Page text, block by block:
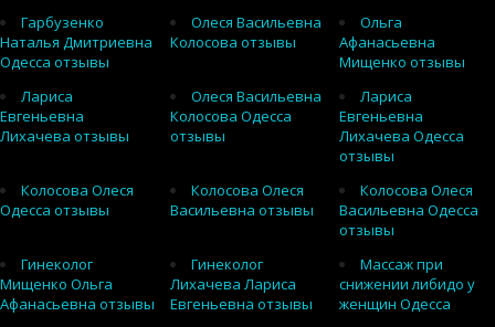
Гарбузенко
Наталья Дмитриевна
Одесса отзывы
Олеся Васильевна
Колосова отзывы
Ольга
Афанасьевна
Мищенко отзывы
Лариса
Евгеньевна
Лихачева отзывы
Олеся Васильевна
Колосова Одесса
отзывы
Лариса
Евгеньевна
Лихачева Одесса
отзывы
Колосова Олеся
Одесса отзывы
Колосова Олеся
Васильевна отзывы
Колосова Олеся
Васильевна Одесса
отзывы
Гинеколог
Мищенко Ольга
Афанасьевна отзывы
Гинеколог
Лихачева Лариса
Евгеньевна отзывы
Массаж при
снижении либидо у
женщин Одесса